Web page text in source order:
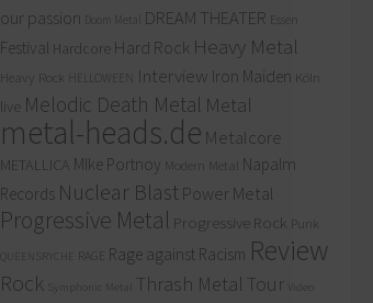
our passion
Doom Metal DREAM THEATER
Festival Hardcore Hard Rock Heavy Metal
Heavy Rock HELLOWEEN Interview Iron Maiden Köln
live Melodic Death Metal Metal
metal-heads.de Metalcore
METALLICA MIke Portnoy Modern Metal
Napalm
Records Nuclear Blast Power Metal
Progressive Metal Progressive Rock Punk
RAGE Rage against Racism Review
Rock Symphonic Metal Thrash Metal Tour Video